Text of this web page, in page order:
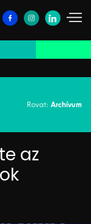
Rovat: Archívum
az